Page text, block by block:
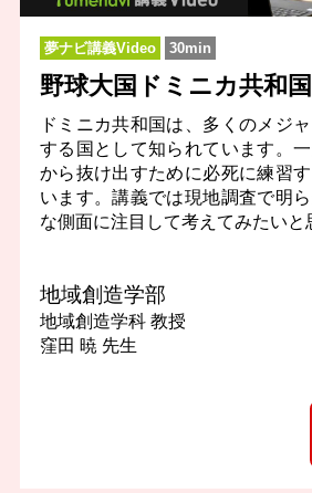
夢ナビ講義Video 30min
野球大国ドミニカ共和
ドミニカ共和国は、多くのメジ
する国として知られています。一
から抜け出すために必死に練習
います。講義では現地調査で明
な側面に注目して考えてみたいと
地域創造学部
地域創造学科 教授
窪田 暁 先生